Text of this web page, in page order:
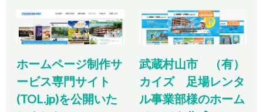
ホームページ制作サ
ービス専門サイト
(TOL.jp)を公開いた
武蔵村山市 （有）
カイズ 足場レンタ
ル事業部様のホーム